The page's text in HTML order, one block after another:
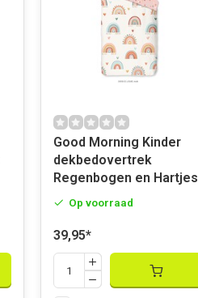
Good Morning Kinder
dekbedovertrek
Regenbogen en Hartjes
Op voorraad
39,95*